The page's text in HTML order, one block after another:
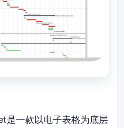
是一款以电子表格为底层